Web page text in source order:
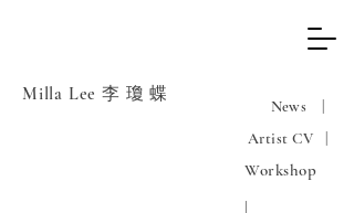
Artist CV |
Workshop
|
Milla Lee 李 瓊 蝶
News |